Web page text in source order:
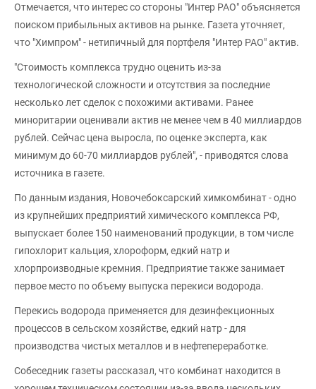
Отмечается, что интерес со стороны "Интер РАО" объясняется
поиском прибыльных активов на рынке. Газета уточняет,
что "Химпром" - нетипичный для портфеля "Интер РАО" актив.
"Стоимость комплекса трудно оценить из-за
технологической сложности и отсутствия за последние
несколько лет сделок с похожими активами. Ранее
миноритарии оценивали актив не менее чем в 40 миллиардов
рублей. Сейчас цена выросла, по оценке эксперта, как
минимум до 60-70 миллиардов рублей", - приводятся слова
источника в газете.
По данным издания, Новочебоксарский химкомбинат - одно
из крупнейших предприятий химического комплекса РФ,
выпускает более 150 наименований продукции, в том числе
гипохлорит кальция, хлороформ, едкий натр и
хлорпроизводные кремния. Предприятие также занимает
первое место по объему выпуска перекиси водорода.
Перекись водорода применяется для дезинфекционных
процессов в сельском хозяйстве, едкий натр - для
производства чистых металлов и в нефтепереработке.
Собеседник газеты рассказал, что комбинат находится в